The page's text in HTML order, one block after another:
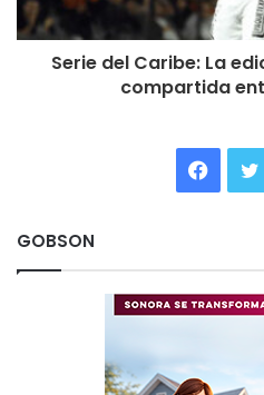
Serie del Caribe: La
compartida
GOBSON